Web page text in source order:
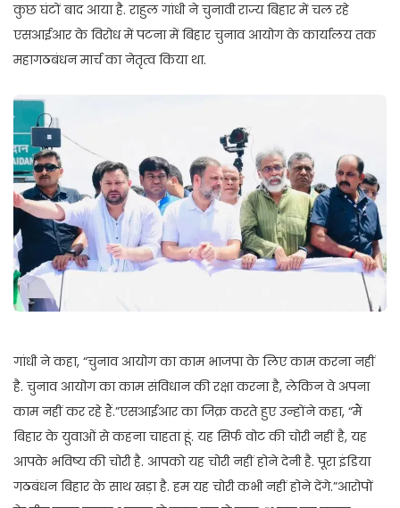
कुछ घंटों बाद आया है. राहुल गांधी ने चुनावी राज्य बिहार में चल रहे
एसआईआर के विरोध में पटना में बिहार चुनाव आयोग के कार्यालय तक
महागठबंधन मार्च का नेतृत्व किया था.
गांधी ने कहा, “चुनाव आयोग का काम भाजपा के लिए काम करना नहीं
है. चुनाव आयोग का काम संविधान की रक्षा करना है, लेकिन वे अपना
काम नहीं कर रहे हैं.”एसआईआर का जिक्र करते हुए उन्होंने कहा, “मैं
बिहार के युवाओं से कहना चाहता हूं. यह सिर्फ वोट की चोरी नहीं है, यह
आपके भविष्य की चोरी है. आपको यह चोरी नहीं होने देनी है. पूरा इंडिया
गठबंधन बिहार के साथ खड़ा है. हम यह चोरी कभी नहीं होने देंगे.”आरोपों